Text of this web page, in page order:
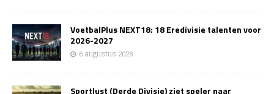
VoetbalPlus NEXT18: 18 Eredivisie talenten voor
2026-2027
6 augustus 2026
Sportlust (Derde Divisie) ziet speler naar